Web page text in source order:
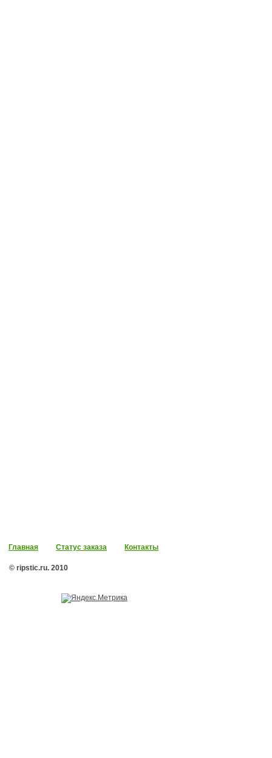
Главная Статус заказа Контакты
© ripstic.ru. 2010